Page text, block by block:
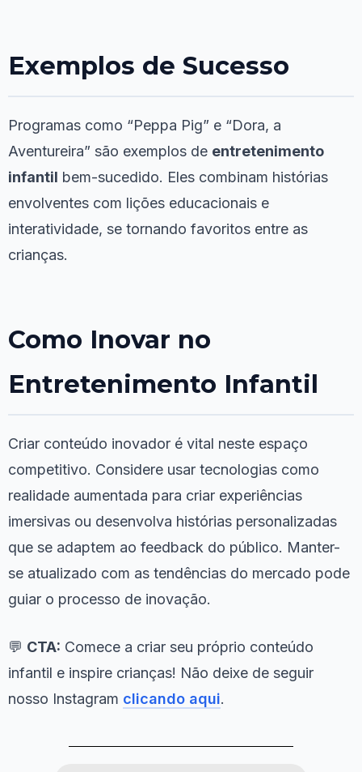
Exemplos de Sucesso
Programas como “Peppa Pig” e “Dora, a
Aventureira” são exemplos de entretenimento
infantil bem-sucedido. Eles combinam histórias
envolventes com lições educacionais e
interatividade, se tornando favoritos entre as
crianças.
Como Inovar no
Entretenimento Infantil
Criar conteúdo inovador é vital neste espaço
competitivo. Considere usar tecnologias como
realidade aumentada para criar experiências
imersivas ou desenvolva histórias personalizadas
que se adaptem ao feedback do público. Manter-
se atualizado com as tendências do mercado pode
guiar o processo de inovação.
💬 CTA: Comece a criar seu próprio conteúdo
infantil e inspire crianças! Não deixe de seguir
nosso Instagram clicando aqui.